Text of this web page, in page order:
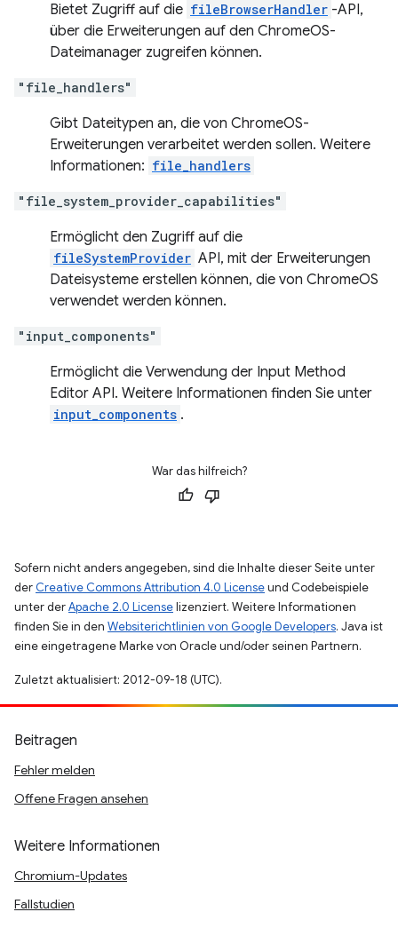
Bietet Zugriff auf die fileBrowserHandler -API,
über die Erweiterungen auf den ChromeOS-
Dateimanager zugreifen können.
"file_handlers"
Gibt Dateitypen an, die von ChromeOS-
Erweiterungen verarbeitet werden sollen. Weitere
Informationen: file_handlers
"file_system_provider_capabilities"
Ermöglicht den Zugriff auf die
fileSystemProvider API, mit der Erweiterungen
Dateisysteme erstellen können, die von ChromeOS
verwendet werden können.
"input_components"
Ermöglicht die Verwendung der Input Method
Editor API. Weitere Informationen finden Sie unter
input_components .
War das hilfreich?
Sofern nicht anders angegeben, sind die Inhalte dieser Seite unter
der Creative Commons Attribution 4.0 Licenseund Codebeispiele
unter derApache 2.0 Licenselizenziert. Weitere Informationen
finden Sie in den Websiterichtlinien von Google Developers. Java ist
eine eingetragene Marke von Oracle und/oder seinen Partnern.
Zuletzt aktualisiert: 2012-09-18 (UTC).
Beitragen
Fehler melden
Offene Fragen ansehen
Weitere Informationen
Chromium-Updates
Fallstudien